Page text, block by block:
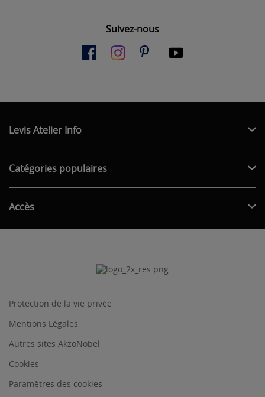
Suivez-nous
Levis Atelier Info
Catégories populaires
Accès
Protection de la vie privée
Mentions Légales
Autres sites AkzoNobel
Cookies
Paramètres des cookies